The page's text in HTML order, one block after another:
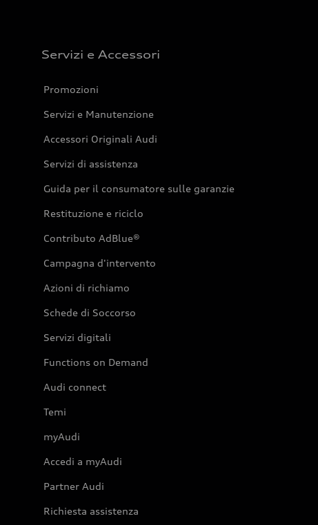
Servizi e Accessori
Promozioni
Servizi e Manutenzione
Accessori Originali Audi
Servizi di assistenza
Guida per il consumatore sulle garanzie
Restituzione e riciclo
Contributo AdBlue®
Campagna d'intervento
Azioni di richiamo
Schede di Soccorso
Servizi digitali
Functions on Demand
Audi connect
Temi
myAudi
Accedi a myAudi
Partner Audi
Richiesta assistenza